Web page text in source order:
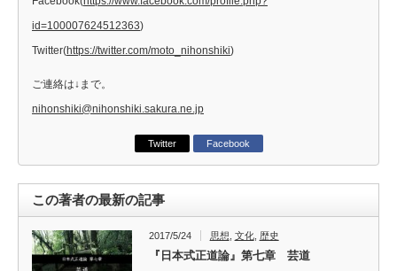
id=100007624512363)
Twitter(https://twitter.com/moto_nihonshiki)
ご連絡は↓まで。
nihonshiki@nihonshiki.sakura.ne.jp
Twitter Facebook
この著者の最新の記事
2017/5/24 思想 文化, 歴史
『日本式正道論』第七章 芸道